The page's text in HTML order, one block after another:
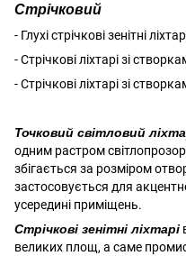
Стрічковий
- Глухі стрічкові зенітні
- Стрічкові ліхтарі зі
- Стрічкові ліхтарі зі
Точковий світловий
одним растром
збігається за розміром
застосовується для
усередині приміщень.
Стрічкові зенітні ліхтарі
великих площ, а саме